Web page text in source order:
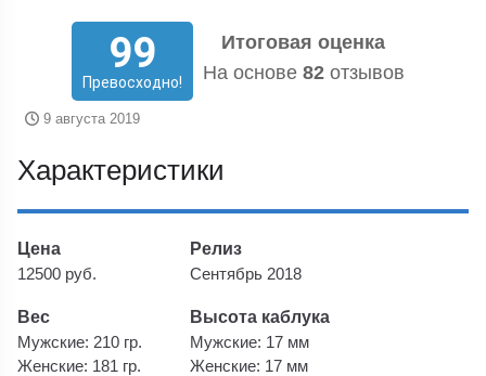
99
Превосходно!
Итоговая оценка
На основе 82отзывов
9 августа 2019
Характеристики
Цена
12500 руб.
Релиз
Сентябрь 2018
Вес
Мужские: 210 гр.
Женские: 181 гр.
Высота каблука
Мужские: 17 мм
Женские: 17 мм